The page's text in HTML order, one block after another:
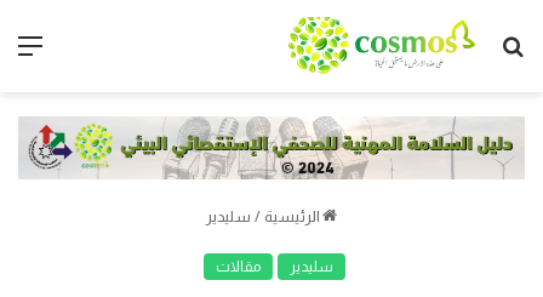
بحث
الرئيسية / سليدير
سليدير مقالات